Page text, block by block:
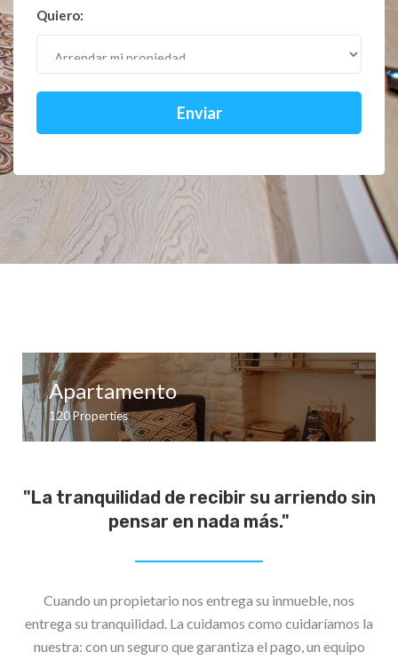
Quiero:
Enviar
Apartamento
120Properties
"La tranquilidad de recibir su arriendo sin
pensar en nada más."
Cuando un propietario nos entrega su inmueble, nos
entrega su tranquilidad. La cuidamos como cuidaríamos la
nuestra: con un seguro que garantiza el pago, un equipo